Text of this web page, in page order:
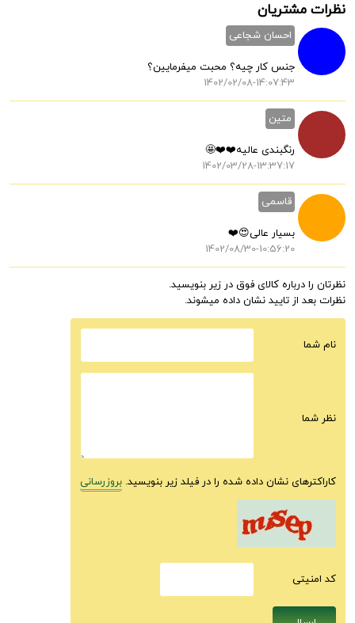
نظرات مشتریان
احسان شجاعی
جنس کار چیه؟ محبت میفرمایین؟
1402/02/08-14:07:43
متین
رنگبندی عالیه❤️❤️🤩
1402/03/28-13:37:17
قاسمی
بسیار عالی😍❤️
1402/08/30-10:56:20
نظرتان را درباره کالای فوق در زیر بنویسید.
نظرات بعد از تایید نشان داده میشوند.
نام شما
نظر شما
کاراکترهای نشان داده شده را در فیلد زیر بنویسید. بروزرسانی
كد امنيتى